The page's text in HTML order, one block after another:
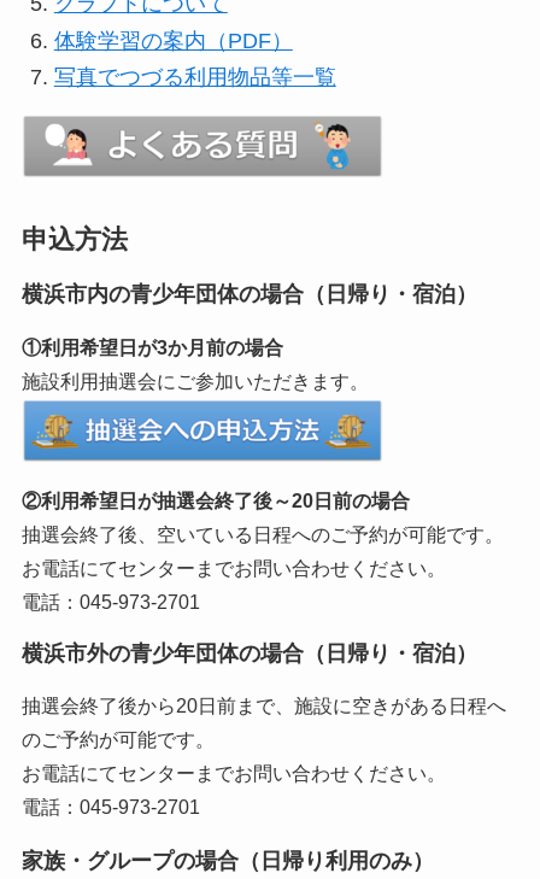
体験学習の案内（PDF）
写真でつづる利用物品等一覧
申込方法
横浜市内の青少年団体の場合（日帰り・宿泊）
①利用希望日が3か月前の場合
施設利用抽選会にご参加いただきます。
②利用希望日が抽選会終了後～20日前の場合
抽選会終了後、空いている日程へのご予約が可能です。
お電話にてセンターまでお問い合わせください。
電話：045-973-2701
横浜市外の青少年団体の場合（日帰り・宿泊）
抽選会終了後から20日前まで、施設に空きがある日程へ
のご予約が可能です。
お電話にてセンターまでお問い合わせください。
電話：045-973-2701
家族・グループの場合（日帰り利用のみ）